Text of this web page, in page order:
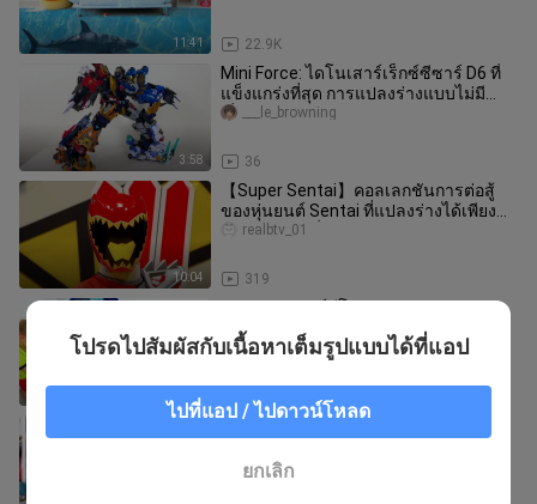
11:41 22.9K
3:58
Mini Force: ไดโนเสาร์เร็กซ์ซีซาร์ D6 ที่
แข็งแกร่งที่สุด การแปลงร่างแบบไม่มี
เรื่องไร้สาระ
36
___le_browning
10:04
【Super Sentai】คอลเลกชันการต่อสู้
ของหุ่นยนต์ Sentai ที่แปลงร่างได้เพียง
ลำพัง【ฉบับที่ 2】
319
realbtv_01
14.6K
Bakuailedaigeishenbianderen
ข้อมูลรั่วไหลล่วงหน้าเกี่ยวกับของเล่น
PDX igniter, Zombie Destroy
fansenyaogepingce
โปรดไปสัมผัสกับเนื้อหาเต็มรูปแบบได้ที่แอป
ไปที่แอป / ไปดาวน์โหลด
ยกเลิก